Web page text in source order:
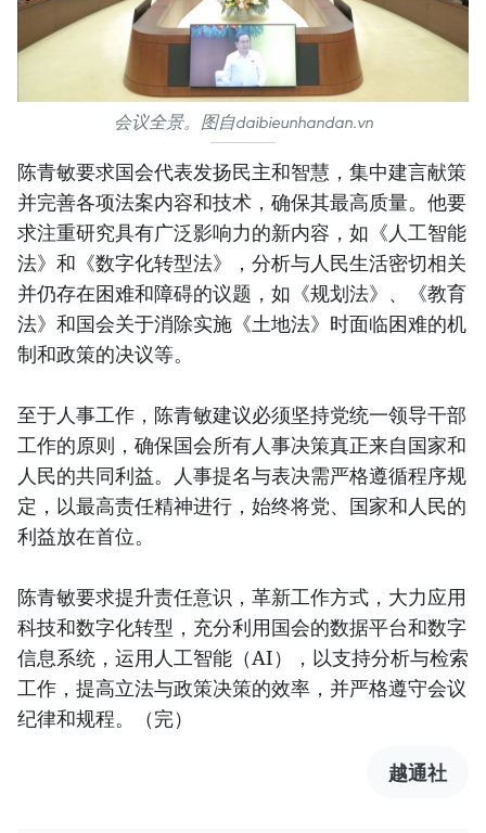
会议全景。图自daibieunhandan.vn
陈青敏要求国会代表发扬民主和智慧，集中建言献策
并完善各项法案内容和技术，确保其最高质量。他要
求注重研究具有广泛影响力的新内容，如《人工智能
法》和《数字化转型法》，分析与人民生活密切相关
并仍存在困难和障碍的议题，如《规划法》、《教育
法》和国会关于消除实施《土地法》时面临困难的机
制和政策的决议等。
至于人事工作，陈青敏建议必须坚持党统一领导干部
工作的原则，确保国会所有人事决策真正来自国家和
人民的共同利益。人事提名与表决需严格遵循程序规
定，以最高责任精神进行，始终将党、国家和人民的
利益放在首位。
陈青敏要求提升责任意识，革新工作方式，大力应用
科技和数字化转型，充分利用国会的数据平台和数字
信息系统，运用人工智能（AI），以支持分析与检索
工作，提高立法与政策决策的效率，并严格遵守会议
纪律和规程。（完）
越通社